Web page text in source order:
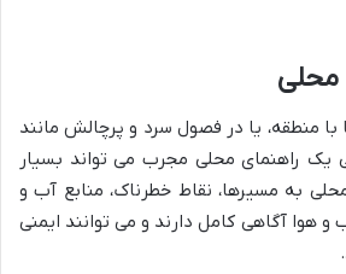
محلی
با منطقه، یا در فصول سرد و پرچالش مانند
یک راهنمای محلی مجرب می تواند بسیار
به مسیرها، نقاط خطرناک، منابع آب و
و هوا آگاهی کامل دارند و می توانند ایمنی